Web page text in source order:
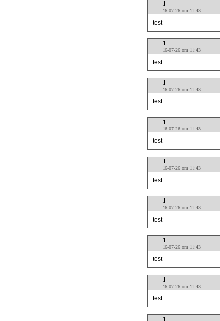
1
16-07-26 om 11:43
test
1
16-07-26 om 11:43
test
1
16-07-26 om 11:43
test
1
16-07-26 om 11:43
test
1
16-07-26 om 11:43
test
1
16-07-26 om 11:43
test
1
16-07-26 om 11:43
test
1
16-07-26 om 11:43
test
1